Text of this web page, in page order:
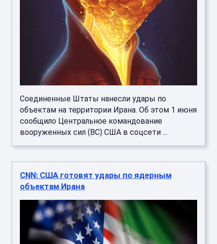
Соединенные Штаты нанесли удары по
объектам на территории Ирана. Об этом 1 июня
сообщило Центральное командование
вооруженных сил (ВС) США в соцсети ...
CNN: США готовят удары по ядерным
объектам Ирана